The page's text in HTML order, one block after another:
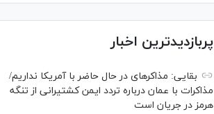
پربازدیدترین اخبار
بقایی: مذاکره‎ای در حال حاضر با آمریکا نداریم/
مذاکرات با عمان درباره تردد ایمن کشتیرانی از تنگه
هرمز در جریان است